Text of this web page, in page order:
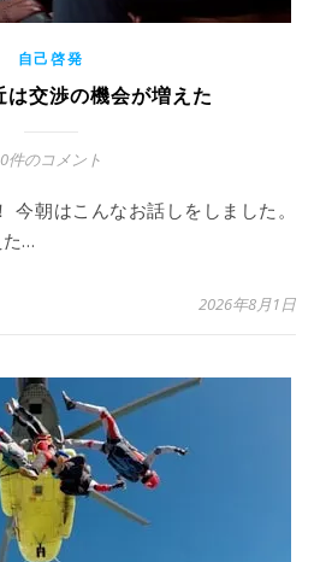
自己啓発
交渉の機会が増えた
0件のコメント
た…
2026年8月1日